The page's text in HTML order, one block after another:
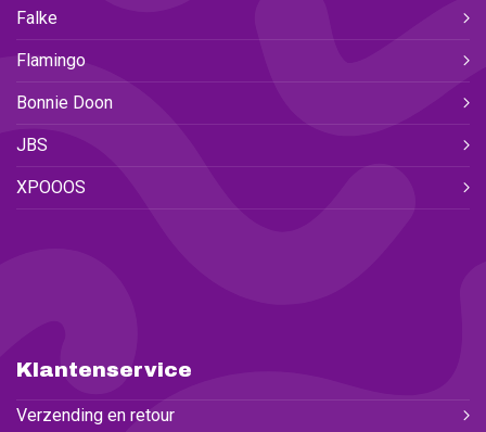
Falke
Flamingo
Bonnie Doon
JBS
XPOOOS
Klantenservice
Verzending en retour